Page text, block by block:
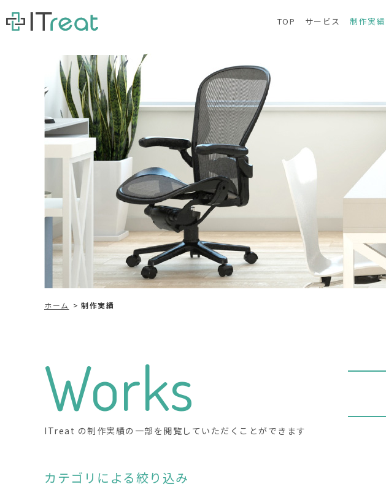
TOP サービス 制作実績
ホーム 制作実績
Works
ITreat の制作実績の一部を閲覧していただくことができます
カテゴリによる絞り込み